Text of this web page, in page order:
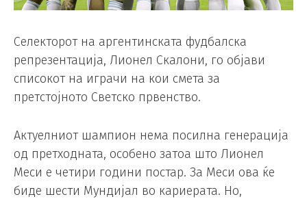
Селекторот на аргентинската фудбалска
репрезентација, Лионел Скалони, го објави
списокот на играчи на кои смета за
претстојното Светско првенство.
Актуелниот шампион нема посилна генерација
од претходната, особено затоа што Лионел
Меси е четири години постар. За Меси ова ќе
биде шести Мундијал во кариерата. Но,